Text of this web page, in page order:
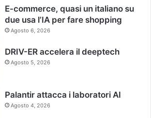
E-commerce, quasi un italiano su
due usa l’IA per fare shopping
Agosto 6, 2026
DRIV-ER accelera il deeptech
Agosto 5, 2026
Palantir attacca i laboratori AI
Agosto 4, 2026